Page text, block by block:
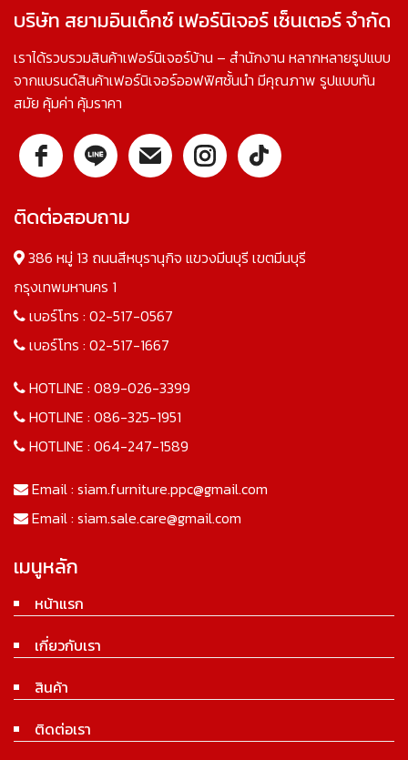
บริษัท สยามอินเด็กซ์ เฟอร์นิเจอร์ เซ็นเตอร์ จำกัด
เราได้รวบรวมสินค้าเฟอร์นิเจอร์บ้าน – สำนักงาน หลากหลายรูปแบบ
จากแบรนด์สินค้าเฟอร์นิเจอร์ออฟฟิศชั้นนำ มีคุณภาพ รูปแบบทัน
สมัย คุ้มค่า คุ้มราคา
ติดต่อสอบถาม
386 หมู่ 13 ถนนสีหบุรานุกิจ แขวงมีนบุรี เขตมีนบุรี
กรุงเทพมหานคร 1
เบอร์โทร : 02-517-0567
เบอร์โทร : 02-517-1667
HOTLINE : 089-026-3399
HOTLINE : 086-325-1951
HOTLINE : 064-247-1589
Email : siam.furniture.ppc@gmail.com
Email : siam.sale.care@gmail.com
เมนูหลัก
หน้าแรก
เกี่ยวกับเรา
สินค้า
ติดต่อเรา